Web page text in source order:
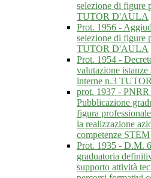
selezione di figure
TUTOR D'AULA
Prot. 1956 -
selezione di figure
TUTOR D'AULA
Prot. 1954 -
valutazione
interne n.3
prot. 1937 -
Pubblicazione
figura
la realizzazione
competenze STEM
Prot. 1935 - D.M.
graduatoria
supporto attività